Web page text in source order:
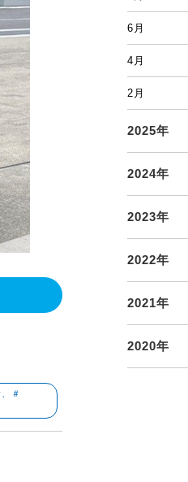
＃
6月
4月
2月
2025年
2024年
2023年
2022年
2021年
2020年